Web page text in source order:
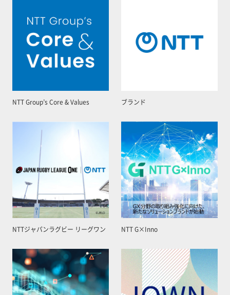
NTT Group’s Core & Values ブランド
NTTジャパンラグビー リーグワン NTT G×Inno